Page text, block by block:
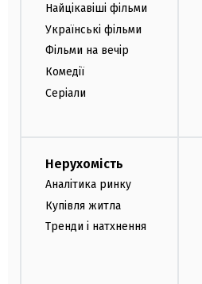
Найцікавіші фільми
Українські фільми
Фільми на вечір
Комедії
Серіали
Нерухомість
Аналітика ринку
Купівля житла
Тренди і натхнення